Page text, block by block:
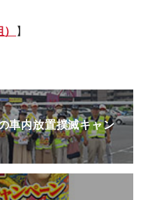
】
車内放置撲滅キャン